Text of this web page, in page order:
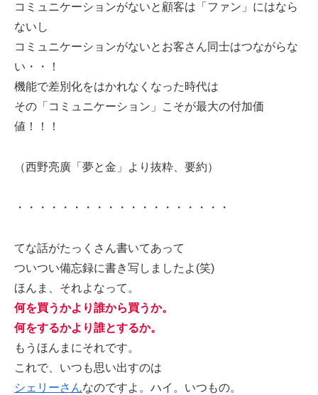
コミュニケーションがないと顧客は「ファン」にはなら
ないし
コミュニケーションがないとお客さん同士はつながらな
い・・！
機能で差別化をはかれなくなった時代は
その「コミュニケーション」こそが最大の付加価
値！！！
（西野亮廣「夢と金」より抜粋、要約）
・・・・・・・・・・・・・・・・・・・
てな話がたっくさん書いてあって
ついつい備忘録に書き写しましたよ(笑)
ほんま、それよなって。
何を買うかより誰から買うか。
何をするかより誰とするか。
もうほんまにそれです。
これで、いつも思い出すのは
シェリーさんなのですよ。ハイ。いつもの。